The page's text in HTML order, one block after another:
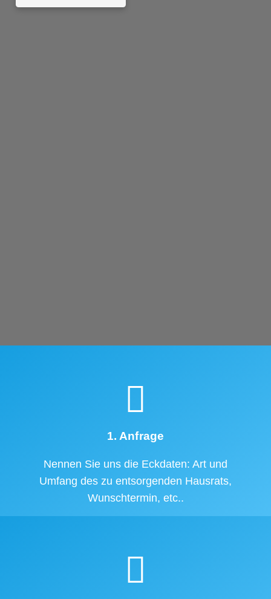
1. Anfrage
Nennen Sie uns die Eckdaten: Art und
Umfang des zu entsorgenden Hausrats,
Wunschtermin, etc..